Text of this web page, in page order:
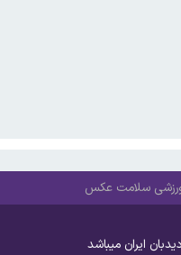
سلامت عکس
ایران میباشد